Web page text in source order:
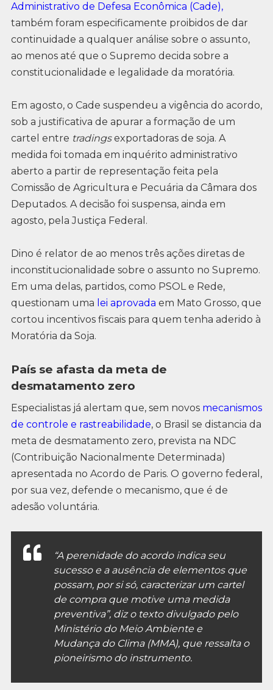
Administrativo de Defesa Econômica (Cade),
também foram especificamente proibidos de dar
continuidade a qualquer análise sobre o assunto,
ao menos até que o Supremo decida sobre a
constitucionalidade e legalidade da moratória.
Em agosto, o Cade suspendeu a vigência do acordo,
sob a justificativa de apurar a formação de um
cartel entre tradingsexportadoras de soja. A
medida foi tomada em inquérito administrativo
aberto a partir de representação feita pela
Comissão de Agricultura e Pecuária da Câmara dos
Deputados. A decisão foi suspensa, ainda em
agosto, pela Justiça Federal.
Dino é relator de ao menos três ações diretas de
inconstitucionalidade sobre o assunto no Supremo.
Em uma delas, partidos, como PSOL e Rede,
questionam uma lei aprovada em Mato Grosso, que
cortou incentivos fiscais para quem tenha aderido à
Moratória da Soja.
País se afasta da meta de
desmatamento zero
Especialistas já alertam que, sem novos mecanismos
de controle e rastreabilidade, o Brasil se distancia da
meta de desmatamento zero, prevista na NDC
(Contribuição Nacionalmente Determinada)
apresentada no Acordo de Paris. O governo federal,
por sua vez, defende o mecanismo, que é de
adesão voluntária.
“A perenidade do acordo indica seu
sucesso e a ausência de elementos que
possam, por si só, caracterizar um cartel
de compra que motive uma medida
preventiva”, diz o texto divulgado pelo
Ministério do Meio Ambiente e
Mudança do Clima (MMA), que ressalta o
pioneirismo do instrumento.